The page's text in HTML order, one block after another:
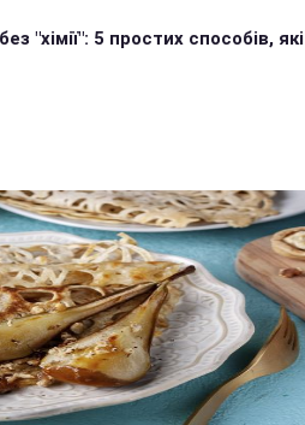
"хімії": 5 простих способів, які